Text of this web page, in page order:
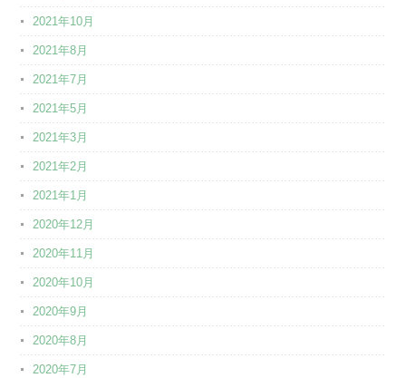
2021年10月
2021年8月
2021年7月
2021年5月
2021年3月
2021年2月
2021年1月
2020年12月
2020年11月
2020年10月
2020年9月
2020年8月
2020年7月